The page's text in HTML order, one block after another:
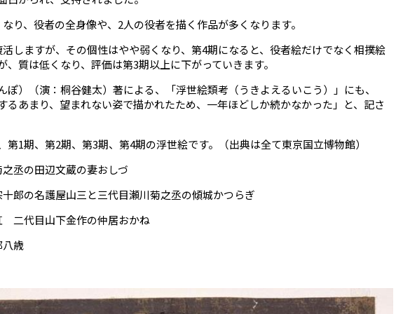
り、役者の全身像や、 2人の役者を描く作品が多くなります。
しますが、その個性はやや弱くなり、第4期になると、役者絵だけでなく相撲絵
、質は低くなり、評価は第3期以上に下がっていきます。
ぽ）（演：桐谷健太）著による、「浮世絵類考（うきよえるいこう）」にも、
るあまり、望まれない姿で描かれたため、一年ほどしか続かなかった」と、記さ
第1期、第2期、第3期、第4期の浮世絵です。（出典は全て東京国立博物館）
丞の田辺文蔵の妻おしづ
郎の名護屋山三と三代目瀬川菊之丞の傾城かつらぎ
二代目山下金作の仲居おかね
八歳